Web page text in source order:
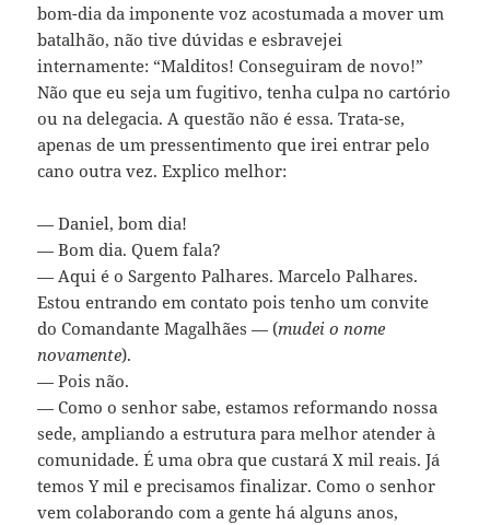
bom-dia da imponente voz acostumada a mover um
batalhão, não tive dúvidas e esbravejei
internamente: “Malditos! Conseguiram de novo!”
Não que eu seja um fugitivo, tenha culpa no cartório
ou na delegacia. A questão não é essa. Trata-se,
apenas de um pressentimento que irei entrar pelo
cano outra vez. Explico melhor:
— Daniel, bom dia!
— Bom dia. Quem fala?
— Aqui é o Sargento Palhares. Marcelo Palhares.
Estou entrando em contato pois tenho um convite
do Comandante Magalhães — (mudei o nome
novamente).
— Pois não.
— Como o senhor sabe, estamos reformando nossa
sede, ampliando a estrutura para melhor atender à
comunidade. É uma obra que custará X mil reais. Já
temos Y mil e precisamos finalizar. Como o senhor
vem colaborando com a gente há alguns anos,